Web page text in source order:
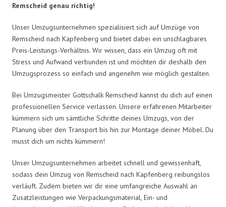
Remscheid genau richtig!
Unser Umzugsunternehmen spezialisiert sich auf Umzüge von
Remscheid nach Kapfenberg und bietet dabei ein unschlagbares
Preis-Leistungs-Verhältnis. Wir wissen, dass ein Umzug oft mit
Stress und Aufwand verbunden ist und möchten dir deshalb den
Umzugsprozess so einfach und angenehm wie möglich gestalten.
Bei Umzugsmeister Gottschalk Remscheid kannst du dich auf einen
professionellen Service verlassen. Unsere erfahrenen Mitarbeiter
kümmern sich um sämtliche Schritte deines Umzugs, von der
Planung über den Transport bis hin zur Montage deiner Möbel. Du
musst dich um nichts kümmern!
Unser Umzugsunternehmen arbeitet schnell und gewissenhaft,
sodass dein Umzug von Remscheid nach Kapfenberg reibungslos
verläuft. Zudem bieten wir dir eine umfangreiche Auswahl an
Zusatzleistungen wie Verpackungsmaterial, Ein- und